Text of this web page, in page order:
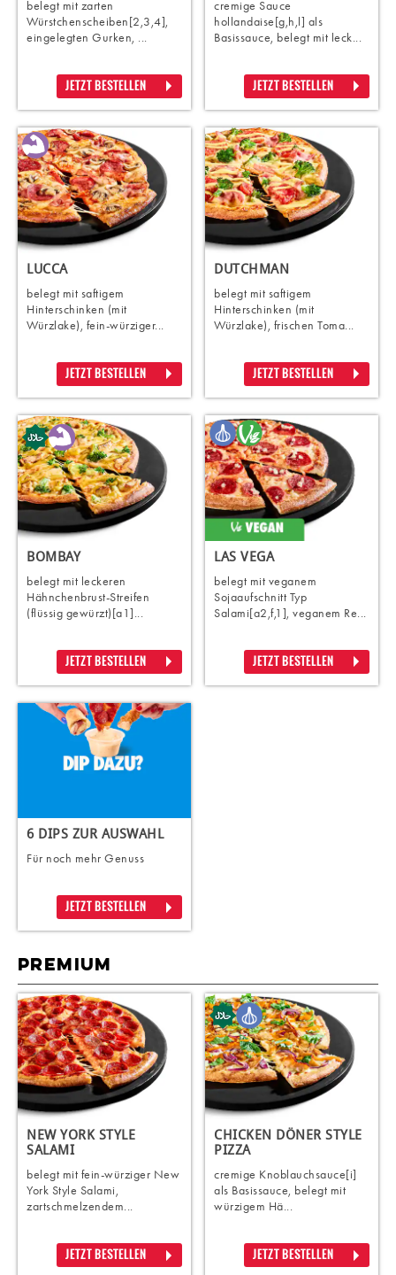
belegt mit zarten
Würstchenscheiben[2,3,4],
eingelegten Gurken, ...
JETZT BESTELLEN
cremige Sauce
hollandaise[g,h,l] als
Basissauce, belegt mit leck...
JETZT BESTELLEN
LUCCA
belegt mit saftigem
Hinterschinken (mit
Würzlake), fein-würziger...
JETZT BESTELLEN
DUTCHMAN
belegt mit saftigem
Hinterschinken (mit
Würzlake), frischen Toma...
JETZT BESTELLEN
BOMBAY
belegt mit leckeren
Hähnchenbrust-Streifen
(flüssig gewürzt)[a1]...
JETZT BESTELLEN
LAS VEGA
belegt mit veganem
Sojaaufschnitt Typ
Salami[a2,f,1], veganem Re...
JETZT BESTELLEN
6 DIPS ZUR AUSWAHL
Für noch mehr Genuss
JETZT BESTELLEN
PREMIUM
NEW YORK STYLE
SALAMI
belegt mit fein-würziger New
York Style Salami,
zartschmelzendem...
JETZT BESTELLEN
CHICKEN DÖNER STYLE
PIZZA
cremige Knoblauchsauce[i]
als Basissauce, belegt mit
würzigem Hä...
JETZT BESTELLEN